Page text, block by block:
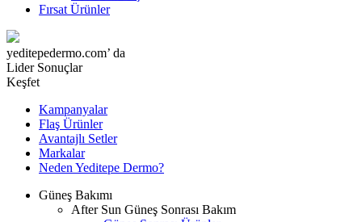
Fırsat Ürünler
yeditepedermo.com’ da
Lider Sonuçlar
Keşfet
Kampanyalar
Flaş Ürünler
Avantajlı Setler
Markalar
Neden Yeditepe Dermo?
Güneş Bakımı
After Sun Güneş Sonrası Bakım